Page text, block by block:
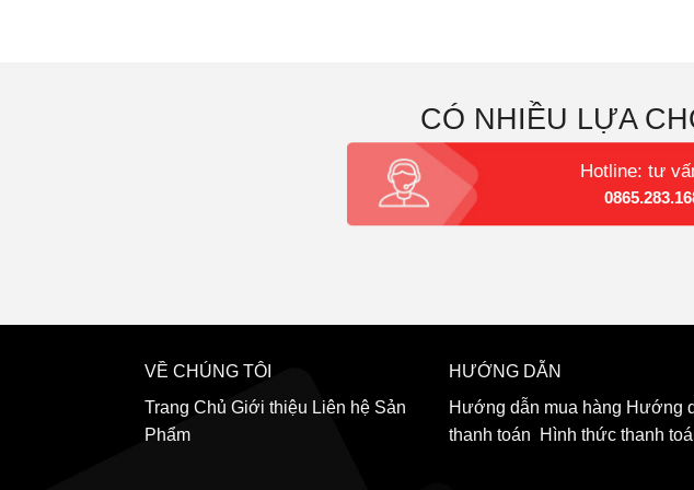
CÓ NHIỀU LỰA
Hotline: tư
VỀ CHÚNG TÔI
Trang Chủ Giới thiệu Liên hệ Sản
Phẩm
HƯỚNG DẪN
Hướng dẫn mua hàng Hướng
thanh toán
Hình thức thanh